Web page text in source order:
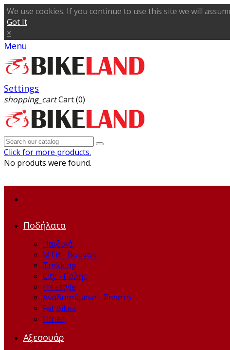
We use cookies. If you continue to use this site we will
Got It
×
Menu
Settings
shopping_cartCart(0)
Click for more products.
No produts were found.
Ποδήλατα
Παιδικά
ΜΤΒ - Βουνού
Trekking
City - Πόλης
Freestyle
Αναδιπούμενο - Σπαστό
Fat Bikes
Fitnes
Αξεσουάρ